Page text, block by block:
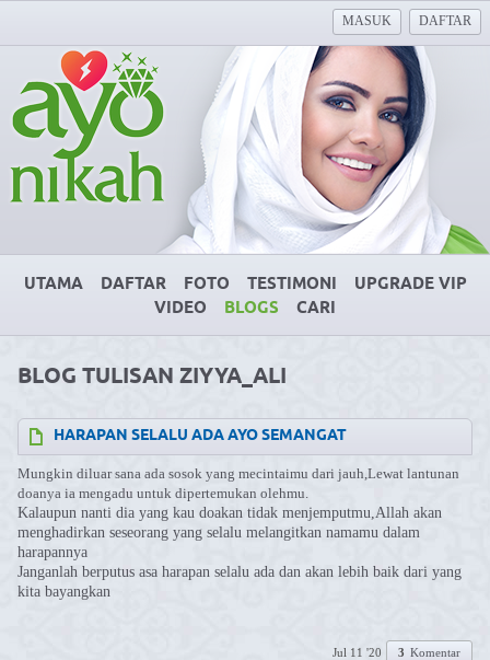
MASUK DAFTAR
UTAMA DAFTAR FOTO TESTIMONI
UPGRADE VIP
VIDEO
BLOGS CARI
BLOG TULISAN ZIYYA_ALI
HARAPAN SELALU ADA AYO SEMANGAT
Mungkin diluar sana ada sosok yang mecintaimu dari jauh,Lewat lantunan
doanya ia mengadu untuk dipertemukan olehmu.
Kalaupun nanti dia yang kau doakan tidak menjemputmu,Allah akan
menghadirkan seseorang yang selalu melangitkan namamu dalam
harapannya
Janganlah berputus asa harapan selalu ada dan akan lebih baik dari yang
kita bayangkan
Jul 11 '20 3 Komentar